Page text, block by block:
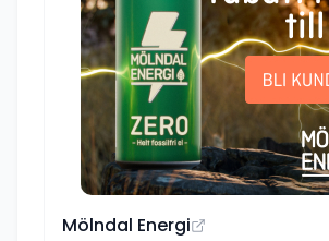
Mölndal Energi